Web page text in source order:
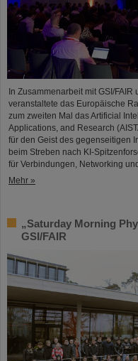
In Zusammenarbeit mit GSI/
veranstaltete das Europäische
zum zweiten Mal das Artificial
Applications, and Research
für den Geist des gegenseitigen
beim Streben nach KI-
für Verbindungen, Networking
Mehr »
„Saturday Morning
GSI/FAIR